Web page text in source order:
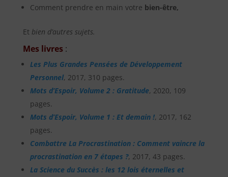
Comment prendre en main votre bien-être,
Et bien d’autres sujets.
Mes livres :
Les Plus Grandes Pensées de Développement
Personnel, 2017, 310 pages.
Mots d’Espoir, Volume 2 : Gratitude, 2020, 109
pages.
Mots d’Espoir, Volume 1 : Et demain !, 2017, 162
pages.
Combattre La Procrastination : Comment vaincre la
procrastination en 7 étapes ?, 2017, 43 pages.
La Science du Succès : les 12 lois éternelles et